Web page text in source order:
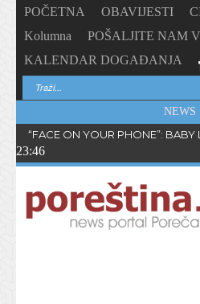
POČETNA OBAVIJESTI
Kolumna
POŠALJITE NAM
KALENDAR DOGAĐANJA
NEWS
“FACE ON YOUR PHONE”:
23:46